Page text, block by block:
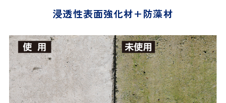
浸透性表面強化材+防藻材